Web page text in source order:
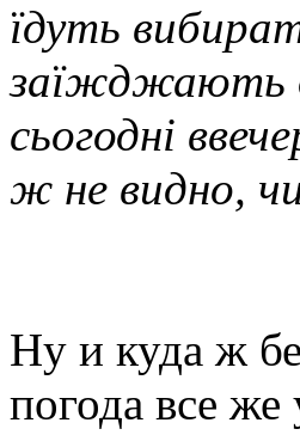
їдуть
заїжджають
сьогодні
ж не видно,
Ну и куда ж
погода все